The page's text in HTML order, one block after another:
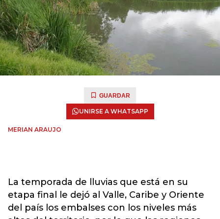
GUARDAR
UNIRSE A WHATSAPP
MERIAN ARAUJO
La temporada de lluvias que está en su
etapa final le dejó al Valle, Caribe y Oriente
del país los embalses con los niveles más